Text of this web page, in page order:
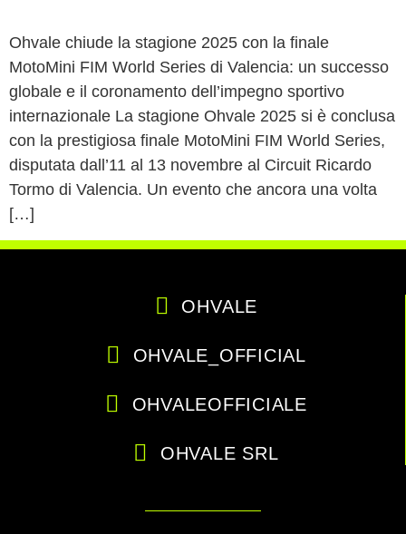
Ohvale chiude la stagione 2025 con la finale
MotoMini FIM World Series di Valencia: un successo
globale e il coronamento dell’impegno sportivo
internazionale La stagione Ohvale 2025 si è conclusa
con la prestigiosa finale MotoMini FIM World Series,
disputata dall’11 al 13 novembre al Circuit Ricardo
Tormo di Valencia. Un evento che ancora una volta
[…]
OHVALE
OHVALE_OFFICIAL
OHVALEOFFICIALE
OHVALE SRL